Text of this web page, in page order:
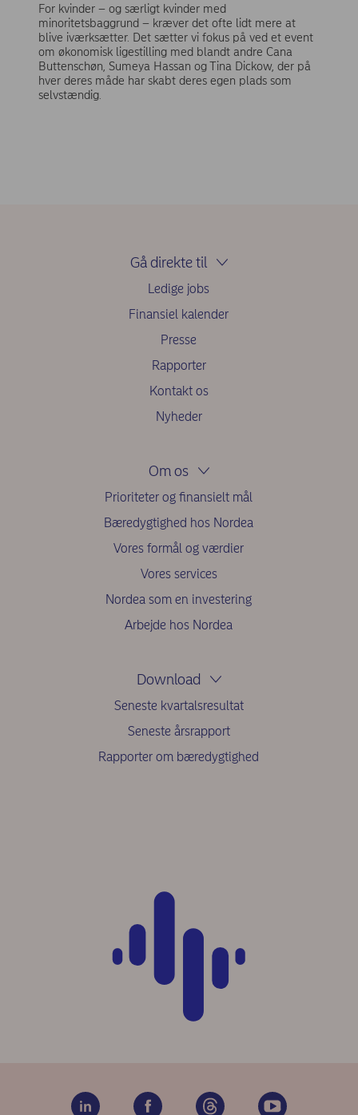
For kvinder – og særligt kvinder med
minoritetsbaggrund – kræver det ofte lidt mere at
blive iværksætter. Det sætter vi fokus på ved et event
om økonomisk ligestilling med blandt andre Cana
Buttenschøn, Sumeya Hassan og Tina Dickow, der på
hver deres måde har skabt deres egen plads som
selvstændig.
Gå direkte til
Ledige jobs
Finansiel kalender
Presse
Rapporter
Kontakt os
Nyheder
Om os
Prioriteter og finansielt mål
Bæredygtighed hos Nordea
Vores formål og værdier
Vores services
Nordea som en investering
Arbejde hos Nordea
Download
Seneste kvartalsresultat
Seneste årsrapport
Rapporter om bæredygtighed